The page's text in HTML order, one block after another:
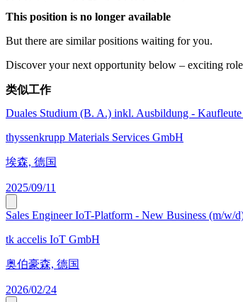
This position is no longer available
But there are similar positions waiting for you.
Discover your next opportunity below – exciting
类似工作
Duales Studium (B. A.) inkl. Ausbildung -
thyssenkrupp Materials Services GmbH
埃森, 德国
2025/09/11
Sales Engineer IoT-Platform - New Business (m/w/
tk accelis IoT GmbH
奥伯豪森, 德国
2026/02/24